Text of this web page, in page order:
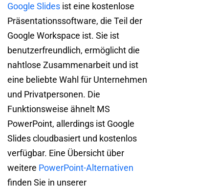
Google Slides ist eine kostenlose
Präsentationssoftware, die Teil der
Google Workspace ist. Sie ist
benutzerfreundlich, ermöglicht die
nahtlose Zusammenarbeit und ist
eine beliebte Wahl für Unternehmen
und Privatpersonen. Die
Funktionsweise ähnelt MS
PowerPoint, allerdings ist Google
Slides cloudbasiert und kostenlos
verfügbar. Eine Übersicht über
weitere PowerPoint-Alternativen
finden Sie in unserer